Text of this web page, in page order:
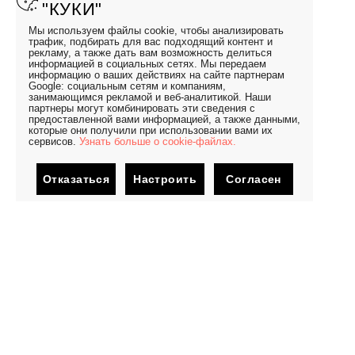
"КУКИ"
Мы используем файлы cookie, чтобы анализировать
трафик, подбирать для вас подходящий контент и
рекламу, а также дать вам возможность делиться
информацией в социальных сетях. Мы передаем
информацию о ваших действиях на сайте партнерам
Google: социальным сетям и компаниям,
занимающимся рекламой и веб-аналитикой. Наши
партнеры могут комбинировать эти сведения с
предоставленной вами информацией, а также данными,
которые они получили при использовании вами их
сервисов. Узнать больше о cookie-файлах.
Отказаться Настроить Согласен